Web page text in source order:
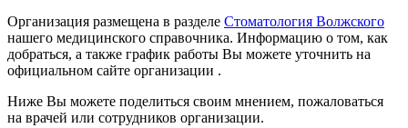
Организация размещена в разделе Стоматология Волжского
нашего медицинского справочника. Информацию о том, как
добраться, а также график работы Вы можете уточнить на
официальном сайте организации .
Ниже Вы можете поделиться своим мнением, пожаловаться
на врачей или сотрудников организации.